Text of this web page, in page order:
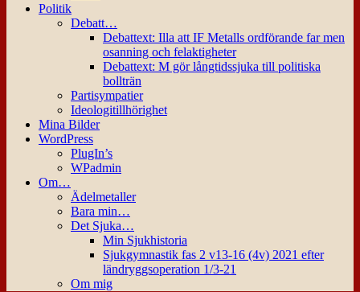
Politik
Debatt…
Debattext: Illa att IF Metalls ordförande far men
osanning och felaktigheter
Debattext: M gör långtidssjuka till politiska
bollträn
Partisympatier
Ideologitillhörighet
Mina Bilder
WordPress
PlugIn’s
WPadmin
Om…
Ädelmetaller
Bara min…
Det Sjuka…
Min Sjukhistoria
Sjukgymnastik fas 2 v13-16 (4v) 2021 efter
ländryggsoperation 1/3-21
Om mig